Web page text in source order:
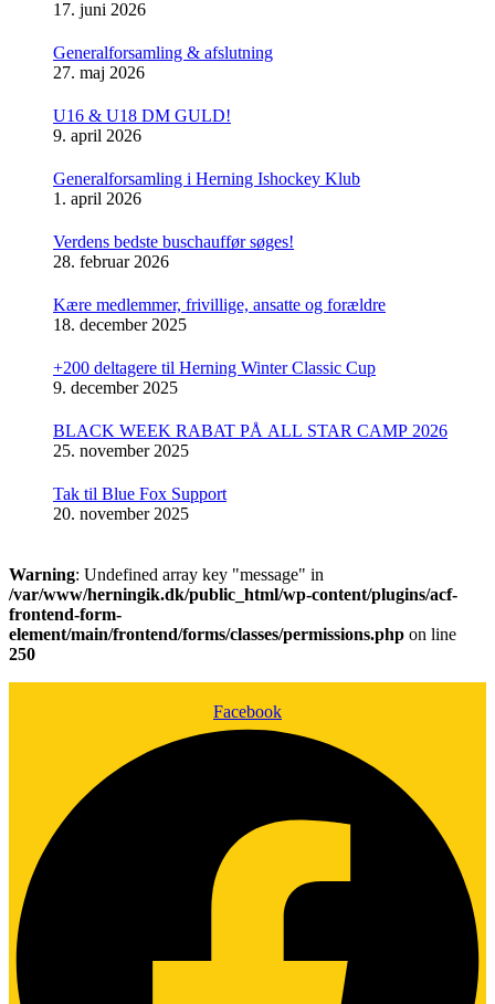
17. juni 2026
Generalforsamling & afslutning
27. maj 2026
U16 & U18 DM GULD!
9. april 2026
Generalforsamling i Herning Ishockey Klub
1. april 2026
Verdens bedste buschauffør søges!
28. februar 2026
Kære medlemmer, frivillige, ansatte og forældre
18. december 2025
+200 deltagere til Herning Winter Classic Cup
9. december 2025
BLACK WEEK RABAT PÅ ALL STAR CAMP 2026
25. november 2025
Tak til Blue Fox Support
20. november 2025
Warning: Undefined array key "message" in
/var/www/herningik.dk/public_html/wp-content/plugins/acf-
frontend-form-
element/main/frontend/forms/classes/permissions.php on line
250
Facebook